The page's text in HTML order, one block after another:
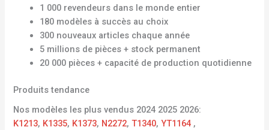
1 000 revendeurs dans le monde entier
180 modèles à succès au choix
300 nouveaux articles chaque année
5 millions de pièces + stock permanent
20 000 pièces + capacité de production quotidienne
Produits tendance
Nos modèles les plus vendus 2024 2025 2026:
K1213, K1335, K1373, N2272,T1340,YT1164 ,